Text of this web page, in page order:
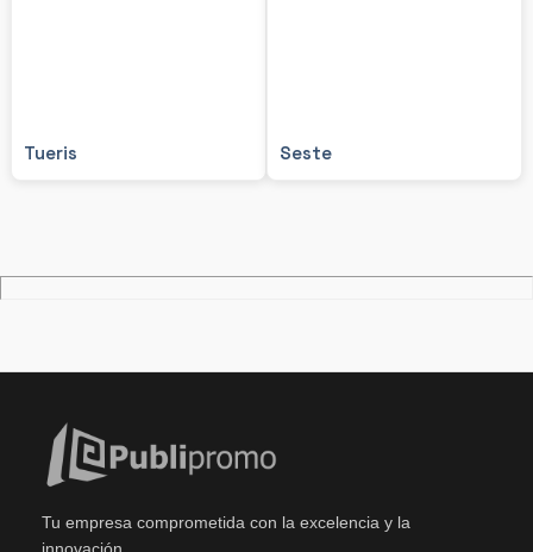
Tueris Seste
Tu empresa comprometida con la excelencia y la